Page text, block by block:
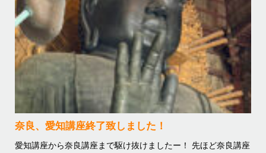
奈良、愛知講座終了致しました！
愛知講座から奈良講座まで駆け抜けましたー！ 先ほど奈良講座